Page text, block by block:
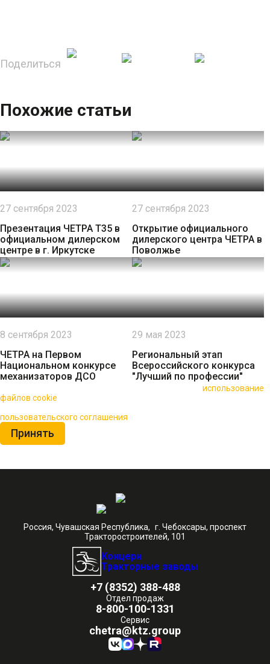
Поделиться
Похожие статьи
27 сентября 2023
Презентация ЧЕТРА Т35 в
официальном дилерском
центре в г. Иркутске
27 сентября 2023
Открытие официального
дилерского центра ЧЕТРА в
Поволжье
8 сентября 2023
ЧЕТРА на Первом
Национальном конкурсе
механизаторов ДСО
29 мая 2023
Региональный этап
Всероссийского конкурса
"Лучший по профессии"
использование
файлов cookie
пользовательского соглашения
Принять
Россия, Чувашская Республика, г. Чебоксары, проспект
Тракторостроителей, 101
Концерн
Тракторные заводы
+7 (8352) 388-488
Отдел продаж
8-800-100-1331
Сервис
chetra@ktz.group